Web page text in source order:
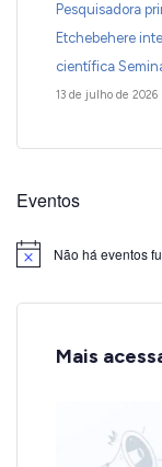
Pesquisadora
Etchebehere
científica
13 de julho de 2026
Eventos
Notice Não há eventos
Mais